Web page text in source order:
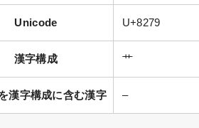
Unicode U+8279
漢字構成 艹
漢字構成に含む漢字 –